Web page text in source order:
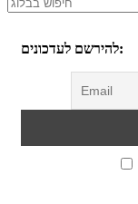
להירשם לעדכונים: